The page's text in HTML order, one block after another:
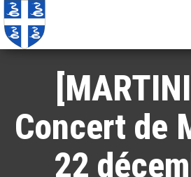
Concert de
22